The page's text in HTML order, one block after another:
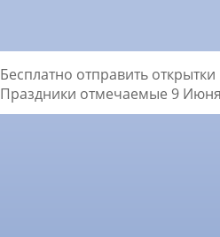
Бесплатно отправить
Праздники отмечаемые 9 Июня